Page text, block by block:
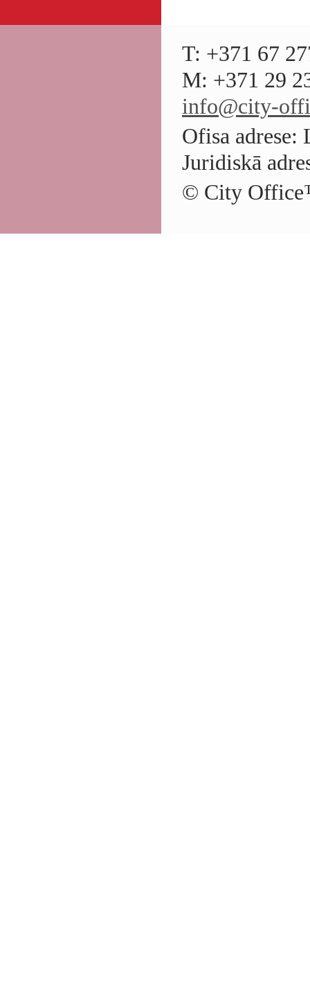
T: +371 67
M: +371 29
info@city-
Ofisa adrese:
Juridiskā
© City Office